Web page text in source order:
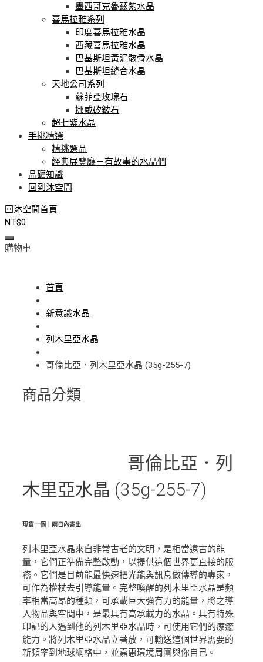
墨西哥克魯茲紫水晶
喜馬拉雅系列
印度喜馬拉雅水晶
西藏喜馬拉雅水晶
巴基斯坦黃泥骸骨水晶
巴基斯坦縫合水晶
天地公司系列
蘇菲亞玫瑰石
挪威矽鈹石
超七紫水晶
手挑精選
精挑選品
經典展覽廳－有故事的水晶們
晶礦知識
回到沐空間
回沐空間首頁
NT$0
購物車
首頁
新意識水晶
列木里亞水晶
哥倫比亞．列木里亞水晶 (35g-255-7)
商品分類
哥倫比亞．列
木里亞水晶 (35g-255-7)
現貨一個｜兩日內寄出
列木里亞水晶來自非常古老的文明，是相當遠古的能
量，它們正準備完整啟動，以提供這個世界更直接的服
務。它們是目前能最快速把光能與訊息做傳導的專家，
可作為權杖去引導能量。完整喚醒的列木里亞水晶是頻
率相當高昂的種類，可承載巨大強有力的能量，將之導
入物品與空間中，是最具有高承載力的水晶。具有特殊
印記的人遇到他的列木里亞水晶時，可使用它們的療癒
能力。將列木里亞水晶立著放，可輸送這個世界需要的
新頻率到地球網格中，並嘉惠環境周圍與你自己。